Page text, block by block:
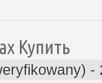
Купить
-